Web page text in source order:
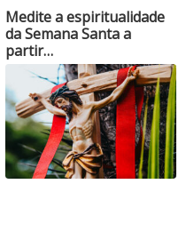
Medite a espiritualidade
da Semana Santa a
partir…